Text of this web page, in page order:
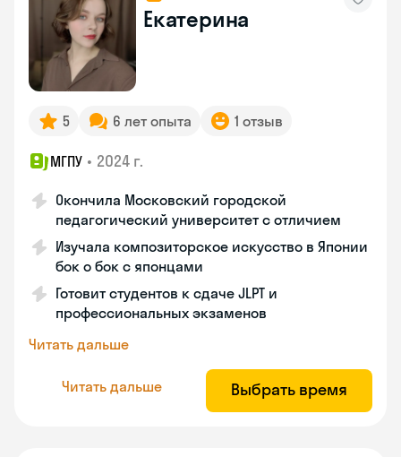
Екатерина
5 6 лет опыта 1 отзыв
МГПУ • 2024 г.
Окончила Московский городской
педагогический университет с отличием
Изучала композиторское искусство в Японии
бок о бок с японцами
Готовит студентов к сдаче JLPT и
профессиональных экзаменов
Читать дальше
Читать дальше Выбрать время